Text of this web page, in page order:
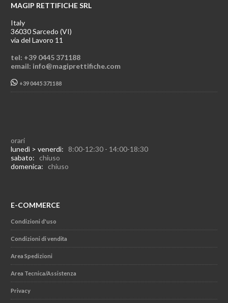
MAGIP RETTIFICHE SRL
Italy
36030 Sarcedo (VI)
via del Lavoro 11
tel: +39 0445 371188
email: info@magiprettifiche.com
+39 0445 371188
orari
lunedì > venerdì: 8:00-12:30 - 14:00-18:30
sabato: chiuso
domenica: chiuso
E-COMMERCE
Condizioni d'uso
Condizioni di vendita
Area Spedizioni
Area Tecnica/Assistenza
Privacy